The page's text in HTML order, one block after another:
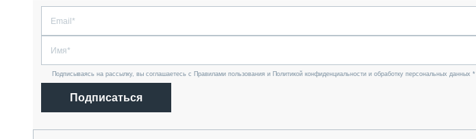
Подписываясь на рассылку, вы соглашаетесь с Правилами пользования и Политикой конфиденциальности и обработку персональных данных *
Подписаться